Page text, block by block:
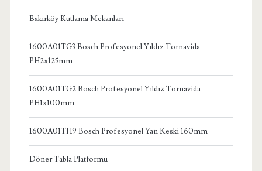
Bakırköy Kutlama Mekanları
1600A01TG3 Bosch Profesyonel Yıldız Tornavida
PH2x125mm
1600A01TG2 Bosch Profesyonel Yıldız Tornavida
PH1x100mm
1600A01TH9 Bosch Profesyonel Yan Keski 160mm
Döner Tabla Platformu